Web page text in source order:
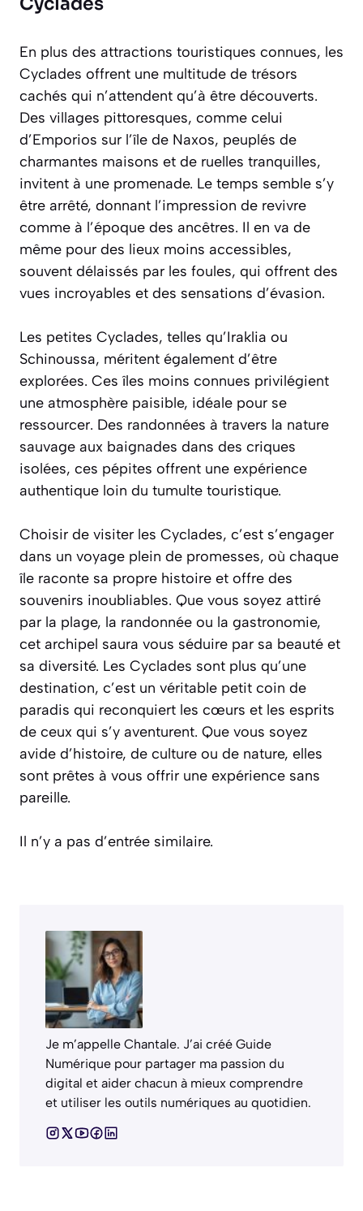
En plus des attractions touristiques connues, les
Cyclades offrent une multitude de trésors
cachés qui n’attendent qu’à être découverts.
Des villages pittoresques, comme celui
d’Emporios sur l’île de Naxos, peuplés de
charmantes maisons et de ruelles tranquilles,
invitent à une promenade. Le temps semble s’y
être arrêté, donnant l’impression de revivre
comme à l’époque des ancêtres. Il en va de
même pour des lieux moins accessibles,
souvent délaissés par les foules, qui offrent des
vues incroyables et des sensations d’évasion.
Les petites Cyclades, telles qu’Iraklia ou
Schinoussa, méritent également d’être
explorées. Ces îles moins connues privilégient
une atmosphère paisible, idéale pour se
ressourcer. Des randonnées à travers la nature
sauvage aux baignades dans des criques
isolées, ces pépites offrent une expérience
authentique loin du tumulte touristique.
Choisir de visiter les Cyclades, c’est s’engager
dans un voyage plein de promesses, où chaque
île raconte sa propre histoire et offre des
souvenirs inoubliables. Que vous soyez attiré
par la plage, la randonnée ou la gastronomie,
cet archipel saura vous séduire par sa beauté et
sa diversité. Les Cyclades sont plus qu’une
destination, c’est un véritable petit coin de
paradis qui reconquiert les cœurs et les esprits
de ceux qui s’y aventurent. Que vous soyez
avide d’histoire, de culture ou de nature, elles
sont prêtes à vous offrir une expérience sans
pareille.
Il n’y a pas d’entrée similaire.
Je m’appelle Chantale. J’ai créé Guide
Numérique pour partager ma passion du
digital et aider chacun à mieux comprendre
et utiliser les outils numériques au quotidien.